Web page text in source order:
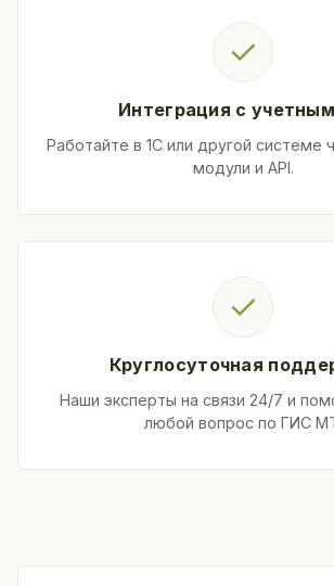
✓
Интеграция с
Работайте в 1С или другой системе
модули и API.
✓
Круглосуточная
Наши эксперты на связи 24/7 и
любой вопрос по ГИС